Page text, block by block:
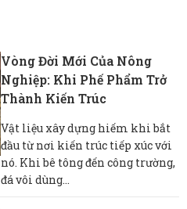
Vòng Đời Mới Của Nông
Nghiệp: Khi Phế Phẩm Trở
Thành Kiến Trúc
Vật liệu xây dựng hiếm khi bắt
đầu từ nơi kiến ​​trúc tiếp xúc với
nó. Khi bê tông đến công trường,
đá vôi dùng...